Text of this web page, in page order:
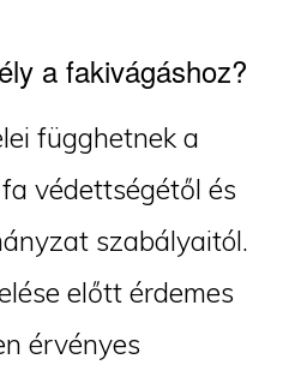
a fakivágáshoz?
függhetnek a
védettségétől és
szabályaitól.
előtt érdemes
érvényes